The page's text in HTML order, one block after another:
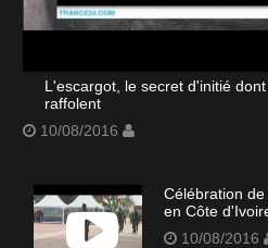
L'escargot, le secret d'initié
raffolent
10/08/2016
Célébration
en Côte
10/08/2016